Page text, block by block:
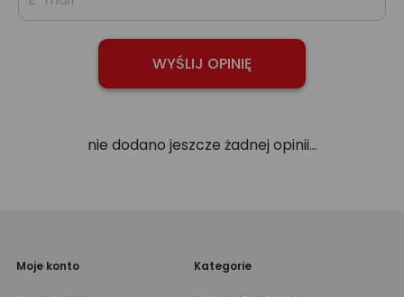
nie dodano jeszcze żadnej opinii...
Moje konto Kategorie